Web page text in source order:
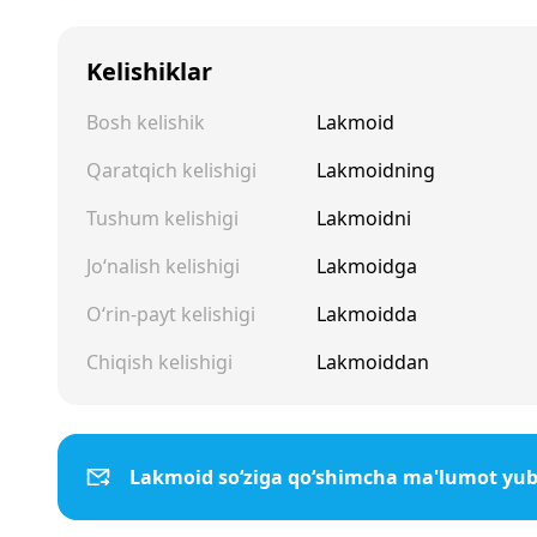
Kelishiklar
Bosh kelishik
Lakmoid
Qaratqich kelishigi
Lakmoidning
Tushum kelishigi
Lakmoidni
Jo‘nalish kelishigi
Lakmoidga
O‘rin-payt kelishigi
Lakmoidda
Chiqish kelishigi
Lakmoiddan
Lakmoid so‘ziga qo‘shimcha ma'lumot